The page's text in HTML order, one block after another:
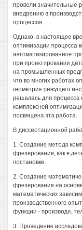
провели значительные
внедрению в
процессов.
Однако, в настоящее
оптимизации процесса
автоматизированное
при проектировании
на промышленных
что во многих работах
геометрия режущего
решалась для
комплексной
посвящена эта работа.
В диссертационной
1. Создание метода
фрезерования, как в
постановке.
2. Создание
фрезерования на
математических
производственного
функции - производи.
3. Проведение